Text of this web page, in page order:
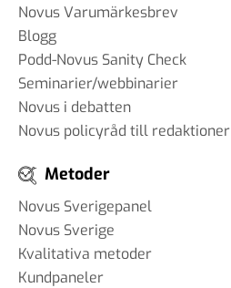
Novus Varumärkesbrev
Blogg
Podd-Novus Sanity Check
Seminarier/webbinarier
Novus i debatten
Novus policyråd till redaktioner
Metoder
Novus Sverigepanel
Novus Sverige
Kvalitativa metoder
Kundpaneler